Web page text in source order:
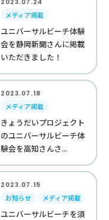
メディア掲載
ユニバーサルビーチ体験
会を静岡新聞さんに掲載
いただきました！
2023.07.18
メディア掲載
きょうだいプロジェクト
のユニバーサルビーチ体
験会を高知さんさ...
2023.07.15
お知らせ
メディア掲載
ユニバーサルビーチを須